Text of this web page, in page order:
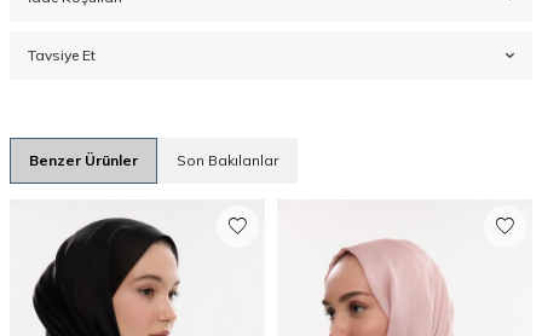
Tavsiye Et
Benzer Ürünler Son Bakılanlar